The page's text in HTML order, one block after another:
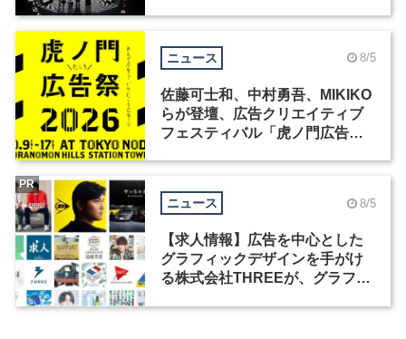
ニュース 8/5
佐藤可士和、中村勇吾、MIKIKO
らが登壇、広告クリエイティブ
フェスティバル「虎ノ門広告
ニュース 8/5
【求人情報】広告を中心とした
グラフィックデザインを手がけ
る株式会社THREEが、グラフィ
PR